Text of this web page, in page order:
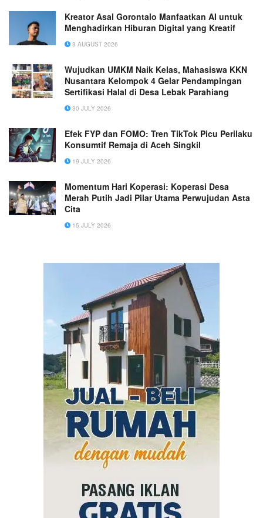
Kreator Asal Gorontalo Manfaatkan AI untuk
Menghadirkan Hiburan Digital yang Kreatif
3 AUGUST 2026
Wujudkan UMKM Naik Kelas, Mahasiswa KKN
Nusantara Kelompok 4 Gelar Pendampingan
Sertifikasi Halal di Desa Lebak Parahiang
30 JULY 2026
Efek FYP dan FOMO: Tren TikTok Picu Perilaku
Konsumtif Remaja di Aceh Singkil
19 JULY 2026
Momentum Hari Koperasi: Koperasi Desa
Merah Putih Jadi Pilar Utama Perwujudan Asta
Cita
15 JULY 2026